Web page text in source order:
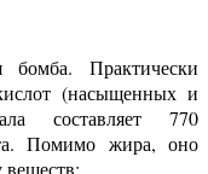
Практически
(насыщенных и
составляет 770
Помимо жира, оно
веществ: